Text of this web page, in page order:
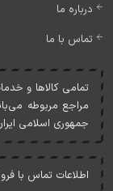
درباره ما
تماس با ما
تمامی کالاها و
مراجع مربوطه
جمهوری اسلامی
اطلاعات تماس با